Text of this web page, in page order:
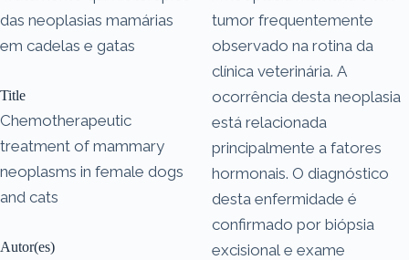
das neoplasias mamárias
em cadelas e gatas
Title
Chemotherapeutic
treatment of mammary
neoplasms in female dogs
and cats
Autor(es)
tumor frequentemente
observado na rotina da
clínica veterinária. A
ocorrência desta neoplasia
está relacionada
principalmente a fatores
hormonais. O diagnóstico
desta enfermidade é
confirmado por biópsia
excisional e exame